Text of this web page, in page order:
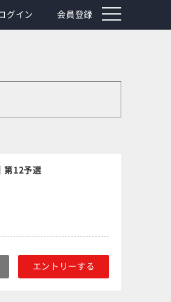
グイン 会員登録
toggle
第12予選
エントリーする